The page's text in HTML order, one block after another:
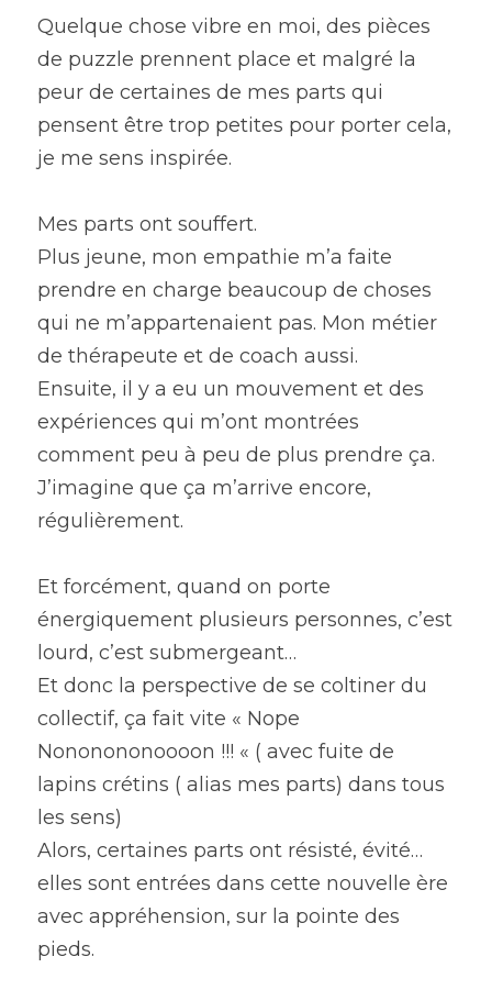
Quelque chose vibre en moi, des pièces
de puzzle prennent place et malgré la
peur de certaines de mes parts qui
pensent être trop petites pour porter cela,
je me sens inspirée.
Mes parts ont souffert.
Plus jeune, mon empathie m’a faite
prendre en charge beaucoup de choses
qui ne m’appartenaient pas. Mon métier
de thérapeute et de coach aussi.
Ensuite, il y a eu un mouvement et des
expériences qui m’ont montrées
comment peu à peu de plus prendre ça.
J’imagine que ça m’arrive encore,
régulièrement.
Et forcément, quand on porte
énergiquement plusieurs personnes, c’est
lourd, c’est submergeant…
Et donc la perspective de se coltiner du
collectif, ça fait vite « Nope
Nononononoooon !!! « ( avec fuite de
lapins crétins ( alias mes parts) dans tous
les sens)
Alors, certaines parts ont résisté, évité…
elles sont entrées dans cette nouvelle ère
avec appréhension, sur la pointe des
pieds.